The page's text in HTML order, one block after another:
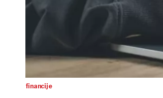
financije